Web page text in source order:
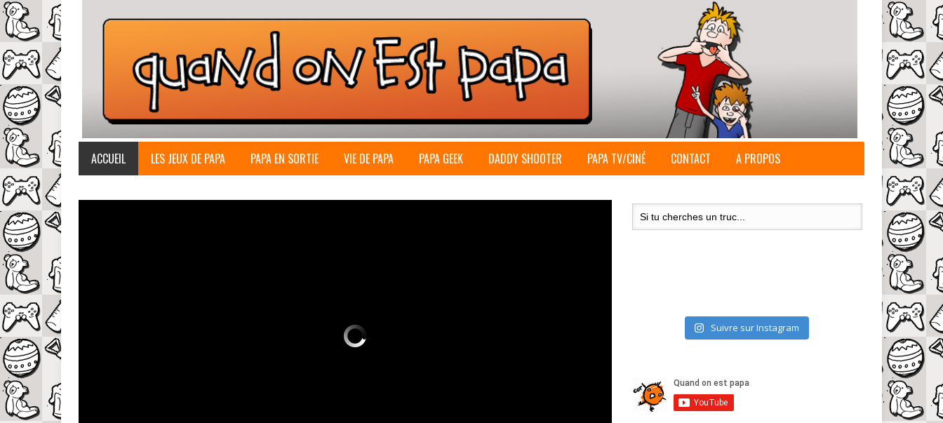
ACCUEIL LES JEUX DE PAPA PAPA EN SORTIE VIE DE PAPA PAPA GEEK DADDY SHOOTER PAPA TV/CINÉ CONTACT A PROPOS
Suivre sur Instagram